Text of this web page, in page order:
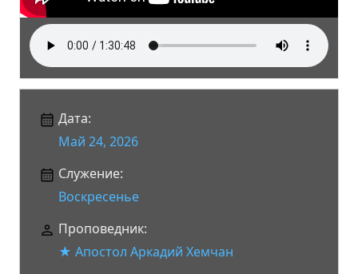
Дата:
Май 24, 2026
Служение:
Воскресенье
Проповедник:
★ Апостол Аркадий Хемчан